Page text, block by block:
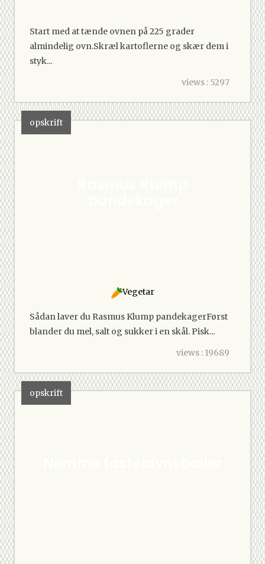
Start med at tænde ovnen på 225 grader
almindelig ovn.Skræl kartoflerne og skær dem i
styk...
views : 5297
opskrift
Vegetar
Sådan laver du Rasmus Klump pandekagerFørst
blander du mel, salt og sukker i en skål. Pisk...
views : 19689
opskrift